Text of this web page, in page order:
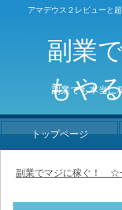
アマデウス２レビューと
副業でマジに稼ぐ！ ☆
副業
もや
副業でも本当に
トップページ